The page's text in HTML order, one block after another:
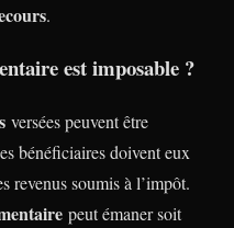
.
est imposable ?
versées peuvent être
bénéficiaires doivent eux
revenus soumis à l’impôt.
peut émaner soit